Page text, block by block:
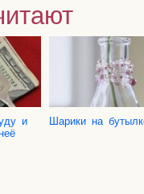
и
Шари­ки на